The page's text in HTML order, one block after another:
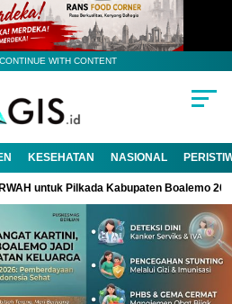
WITH CONTENT
KESEHATAN NASIONAL
untuk Pilkada Kabupaten Boalemo